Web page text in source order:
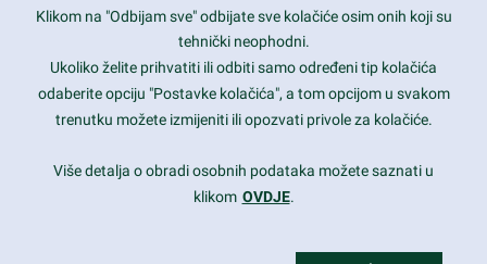
prothemes.net@gmail.com
Daily: 9:00 am - 6:00 pm
Sunday: Closed
Copyright 2017FRESHFACE© All Rights Reserved
Klikom na "Odbijam sve" odbijate sve kolačiće osim onih koji su
tehnički neophodni.
Ukoliko želite prihvatiti ili odbiti samo određeni tip kolačića
odaberite opciju "Postavke kolačića", a tom opcijom u svakom
trenutku možete izmijeniti ili opozvati privole za kolačiće.
Više detalja o obradi osobnih podataka možete saznati u
klikom OVDJE.